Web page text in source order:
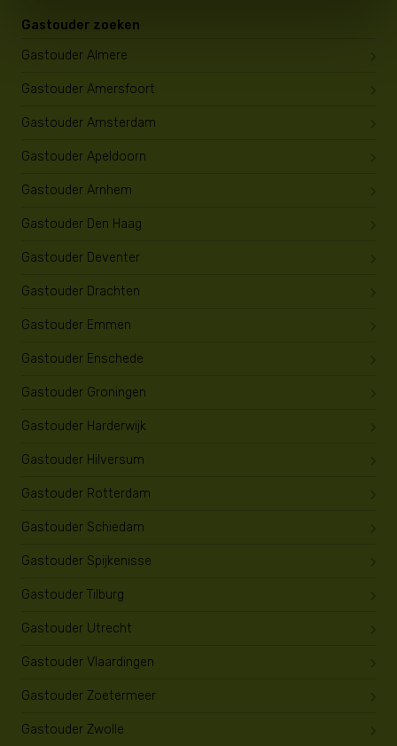
Gastouder zoeken
Gastouder Almere
Gastouder Amersfoort
Gastouder Amsterdam
Gastouder Apeldoorn
Gastouder Arnhem
Gastouder Den Haag
Gastouder Deventer
Gastouder Drachten
Gastouder Emmen
Gastouder Enschede
Gastouder Groningen
Gastouder Harderwijk
Gastouder Hilversum
Gastouder Rotterdam
Gastouder Schiedam
Gastouder Spijkenisse
Gastouder Tilburg
Gastouder Utrecht
Gastouder Vlaardingen
Gastouder Zoetermeer
Gastouder Zwolle